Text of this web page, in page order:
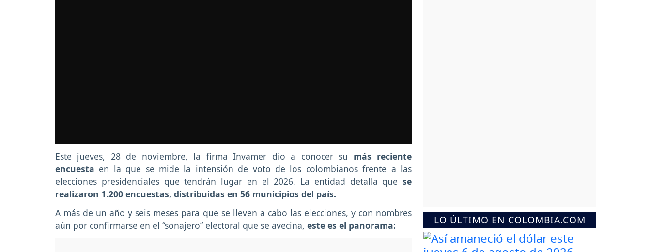
Este jueves, 28 de noviembre, la firma Invamer dio a conocer su más reciente
encuesta en la que se mide la intensión de voto de los colombianos frente a las
elecciones presidenciales que tendrán lugar en el 2026. La entidad detalla que se
realizaron 1.200 encuestas, distribuidas en 56 municipios del país.
A más de un año y seis meses para que se lleven a cabo las elecciones, y con nombres
aún por confirmarse en el “sonajero” electoral que se avecina, este es el panorama: LO ÚLTIMO EN COLOMBIA.COM